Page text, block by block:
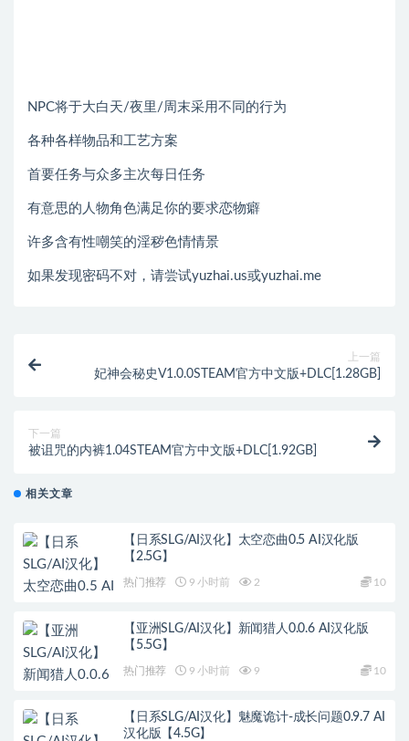
NPC将于大白天/夜里/周末采用不同的行为
各种各样物品和工艺方案
首要任务与众多主次每日任务
有意思的人物角色满足你的要求恋物癖
许多含有性嘲笑的淫秽色情情景
如果发现密码不对，请尝试yuzhai.us或yuzhai.me
上一篇
妃神会秘史V1.0.0STEAM官方中文版+DLC[1.28GB]
下一篇
被诅咒的内裤1.04STEAM官方中文版+DLC[1.92GB]
相关文章
【日系SLG/AI汉化】太空恋曲0.5 AI汉化版
【2.5G】
热门推荐 9 小时前 2 10
【亚洲SLG/AI汉化】新闻猎人0.0.6 AI汉化版
【5.5G】
热门推荐 9 小时前 9 10
【日系SLG/AI汉化】魅魔诡计-成长问题0.9.7 AI
汉化版【4.5G】